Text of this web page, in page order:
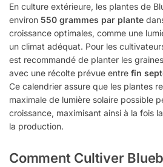
En culture extérieure, les plantes de
environ 550 grammes par plante
croissance optimales, comme une
un climat adéquat. Pour les
est recommandé de planter les
avec une récolte prévue entre fin
Ce calendrier assure que les plantes
maximale de lumière solaire possible
croissance, maximisant ainsi à la fois
la production.
Comment Cultiver